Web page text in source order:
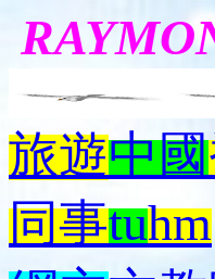
旅遊中國
同事tuhm